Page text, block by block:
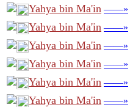
Yahya bin Ma'in ——»
Yahya bin Ma'in ——»
Yahya bin Ma'in ——»
Yahya bin Ma'in ——»
Yahya bin Ma'in ——»
Yahya bin Ma'in ——»